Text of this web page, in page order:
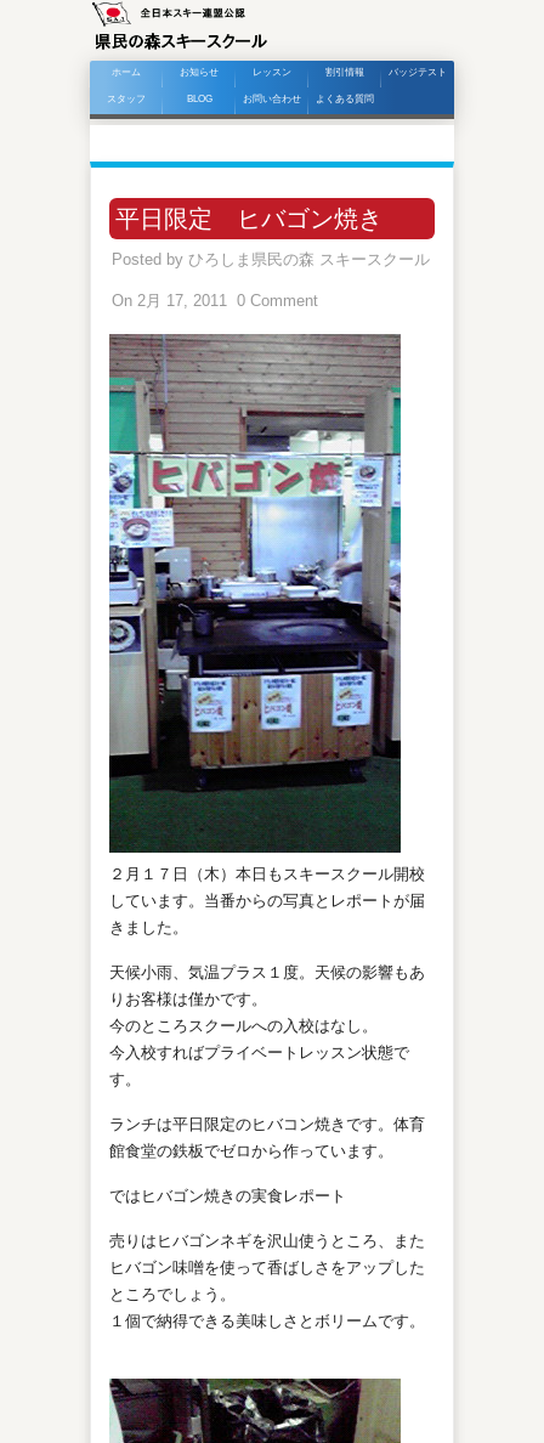
ホーム お知らせ レッスン 割引情報 バッジテスト
スタッフ BLOG お問い合わせ よくある質問
平日限定 ヒバゴン焼き
Posted by ひろしま県民の森 スキースクール
On 2月 17, 2011 0 Comment
２月１７日（木）本日もスキースクール開校
しています。当番からの写真とレポートが届
きました。
天候小雨、気温プラス１度。天候の影響もあ
りお客様は僅かです。
今のところスクールへの入校はなし。
今入校すればプライベートレッスン状態で
す。
ランチは平日限定のヒバコン焼きです。体育
館食堂の鉄板でゼロから作っています。
ではヒバゴン焼きの実食レポート
売りはヒバゴンネギを沢山使うところ、また
ヒバゴン味噌を使って香ばしさをアップした
ところでしょう。
１個で納得できる美味しさとボリームです。